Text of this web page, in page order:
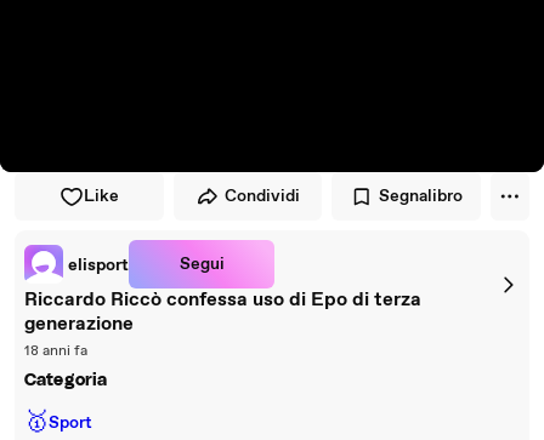
Like Condividi Segnalibro
elisport Segui
Riccardo Riccò confessa uso di Epo di terza
generazione
18 anni fa
Categoria
🥇Sport